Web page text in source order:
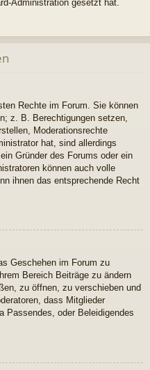
Administration gesetzt hat.
Rechte im Forum. Sie können
z. B. Berechtigungen setzen,
Moderationsrechte
hat, sind allerdings
Gründer des Forums oder ein
können auch volle
ihnen das entsprechende Recht
Geschehen im Forum zu
Bereich Beiträge zu ändern
zu öffnen, zu verschieben und
dass Mitglieder
Passendes, oder Beleidigendes